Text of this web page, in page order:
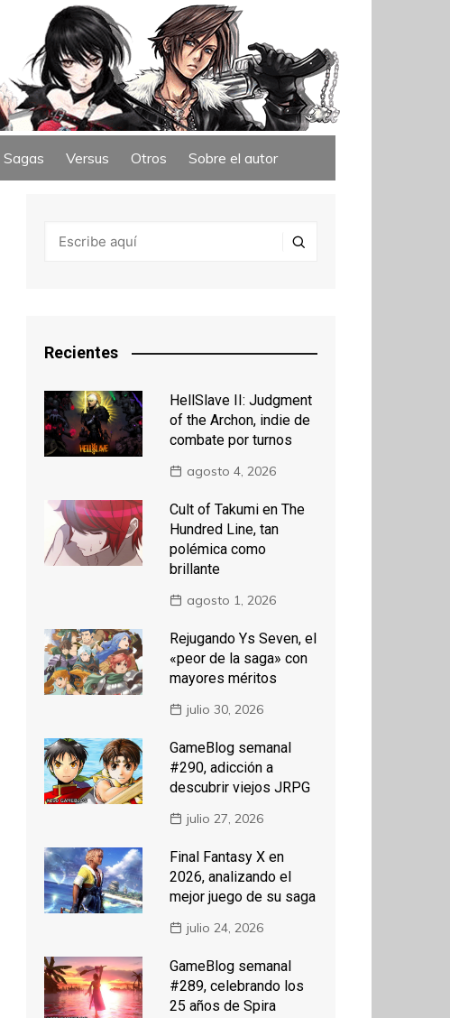
Sagas Versus Otros Sobre el autor
Recientes
HellSlave II: Judgment
of the Archon, indie de
combate por turnos
agosto 4, 2026
Cult of Takumi en The
Hundred Line, tan
polémica como
brillante
agosto 1, 2026
Rejugando Ys Seven, el
«peor de la saga» con
mayores méritos
julio 30, 2026
GameBlog semanal
#290, adicción a
descubrir viejos JRPG
julio 27, 2026
Final Fantasy X en
2026, analizando el
mejor juego de su saga
julio 24, 2026
GameBlog semanal
#289, celebrando los
25 años de Spira